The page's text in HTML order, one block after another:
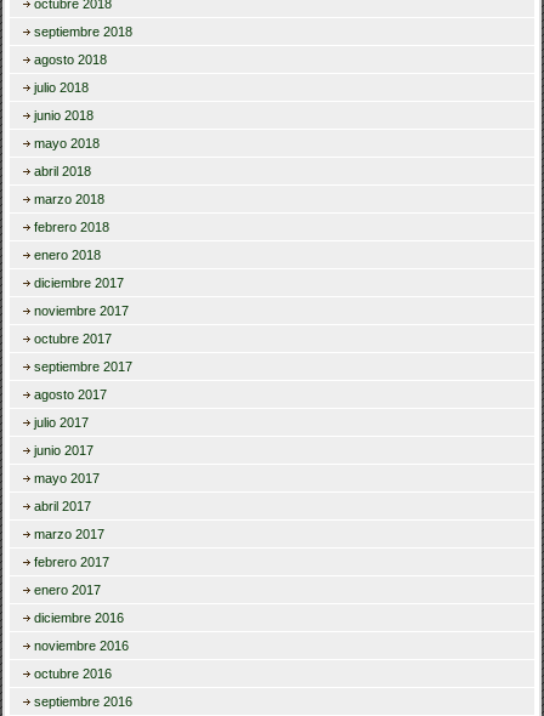
octubre 2018
septiembre 2018
agosto 2018
julio 2018
junio 2018
mayo 2018
abril 2018
marzo 2018
febrero 2018
enero 2018
diciembre 2017
noviembre 2017
octubre 2017
septiembre 2017
agosto 2017
julio 2017
junio 2017
mayo 2017
abril 2017
marzo 2017
febrero 2017
enero 2017
diciembre 2016
noviembre 2016
octubre 2016
septiembre 2016